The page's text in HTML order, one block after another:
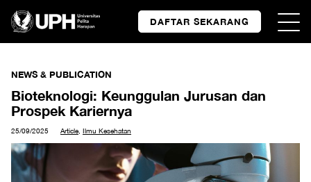
DAFTAR SEKARANG
NEWS & PUBLICATION
Bioteknologi: Keunggulan Jurusan dan
Prospek Kariernya
25/09/2025 Article Ilmu Kesehatan